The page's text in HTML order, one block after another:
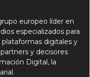
europeo líder en
especializados para
digitales y
y decisores
Digital, la